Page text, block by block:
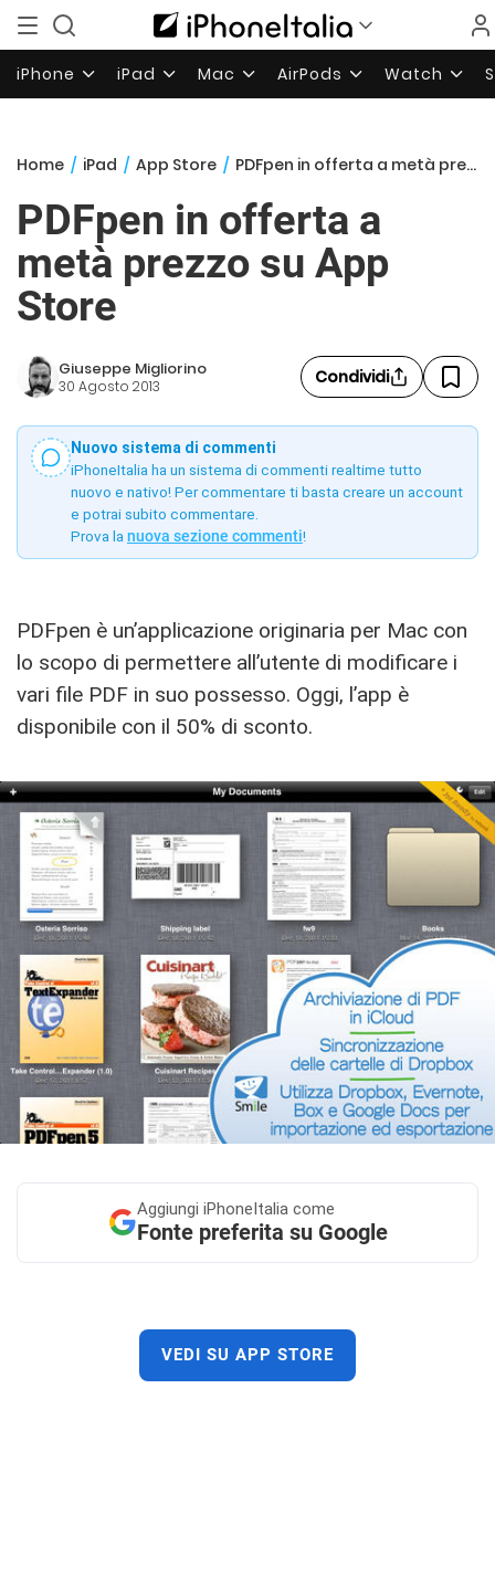
iPhone iPad Mac AirPods Watch
Home / iPad / App Store / PDFpen in offerta a metà prezzo su App Store
PDFpen in offerta a
metà prezzo su App
Store
Giuseppe Migliorino
30 Agosto 2013 Condividi
Nuovo sistema di commenti
iPhoneItalia ha un sistema di commenti realtime tutto
nuovo e nativo! Per commentare ti basta creare un account
e potrai subito commentare.
Prova la nuova sezione commenti!
PDFpen è un’applicazione originaria per Mac con
lo scopo di permettere all’utente di modificare i
vari file PDF in suo possesso. Oggi, l’app è
disponibile con il 50% di sconto.
Aggiungi iPhoneItalia come
Fonte preferita su Google
VEDI SU APP STORE